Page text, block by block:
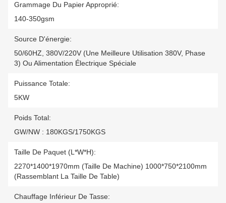
Grammage Du Papier Approprié:
140-350gsm
Source D'énergie:
50/60HZ, 380V/220V (une Meilleure Utilisation 380V, Phase
3) Ou Alimentation Électrique Spéciale
Puissance Totale:
5KW
Poids Total:
GW/NW : 180KGS/1750KGS
Taille De Paquet (L*W*H):
2270*1400*1970mm (taille De Machine) 1000*750*2100mm
(rassemblant La Taille De Table)
Chauffage Inférieur De Tasse: